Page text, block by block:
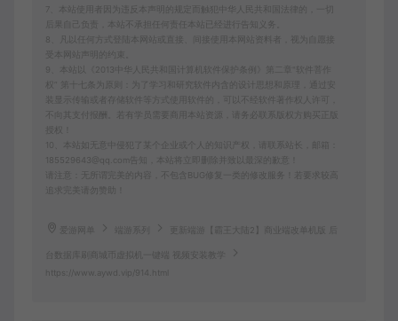
7、本站使用者因为违反本声明的规定而触犯中华人民共和国法律的，一切
后果自己负责，本站不承担任何责任本站已经进行告知义务。
8、凡以任何方式登陆本网站或直接、间接使用本网站资料者，视为自愿接
受本网站声明的约束。
9、本站以《2013中华人民共和国计算机软件保护条例》第二章"软件菩作
权” 第十七条为原则：为了学习和研究软件内含的设计思想和原理，通过安
装显示传输或者存储软件等方式使用软件的，可以不经软件著作权人许可，
不向其支付报酬。若有学员需要商用本站资源，请务必联系版权方购买正版
10、本站如无意中侵犯了某个企业或个人的知识产权，请联系站长，邮箱：
185529643@qq.com告知，本站将立即删除并致以最深的歉意！
请注意：无所谓完美的内容，不包含BUG修复一类的修改服务！若要求较高
追求完美请勿赞助！
爱游网单 端游系列 更新端游【霸王大陆2】商业端改单机版 后
台数据库刷商城币虚拟机一键端 视频安装教学
https://www.aywd.vip/914.html